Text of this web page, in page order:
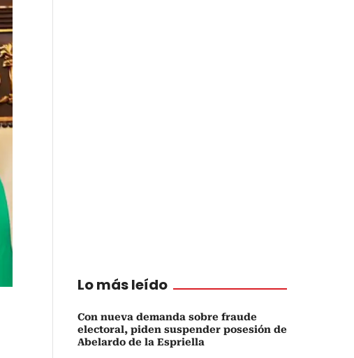
Lo más leído
Con nueva demanda sobre fraude
electoral, piden suspender posesión de
Abelardo de la Espriella